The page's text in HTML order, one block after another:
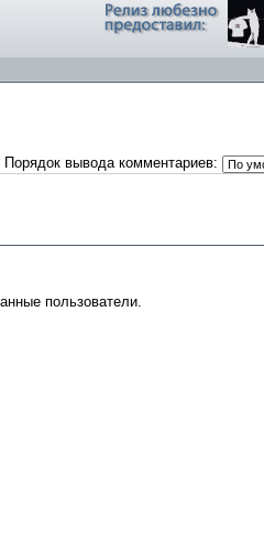
Порядок вывода комментариев:
пользователи.